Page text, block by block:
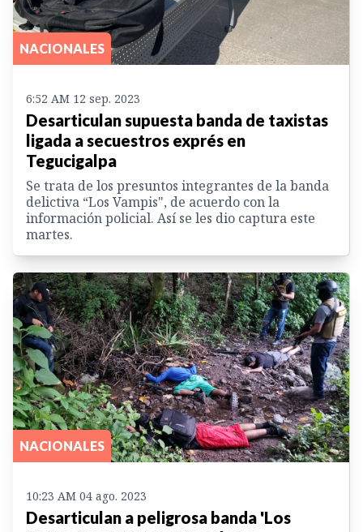
NACIONALES
6:52 AM 12 sep. 2023
Desarticulan supuesta banda de taxistas
ligada a secuestros exprés en
Tegucigalpa
Se trata de los presuntos integrantes de la banda
delictiva “Los Vampis", de acuerdo con la
información policial. Así se les dio captura este
martes.
NACIONALES
10:23 AM 04 ago. 2023
Desarticulan a peligrosa banda 'Los